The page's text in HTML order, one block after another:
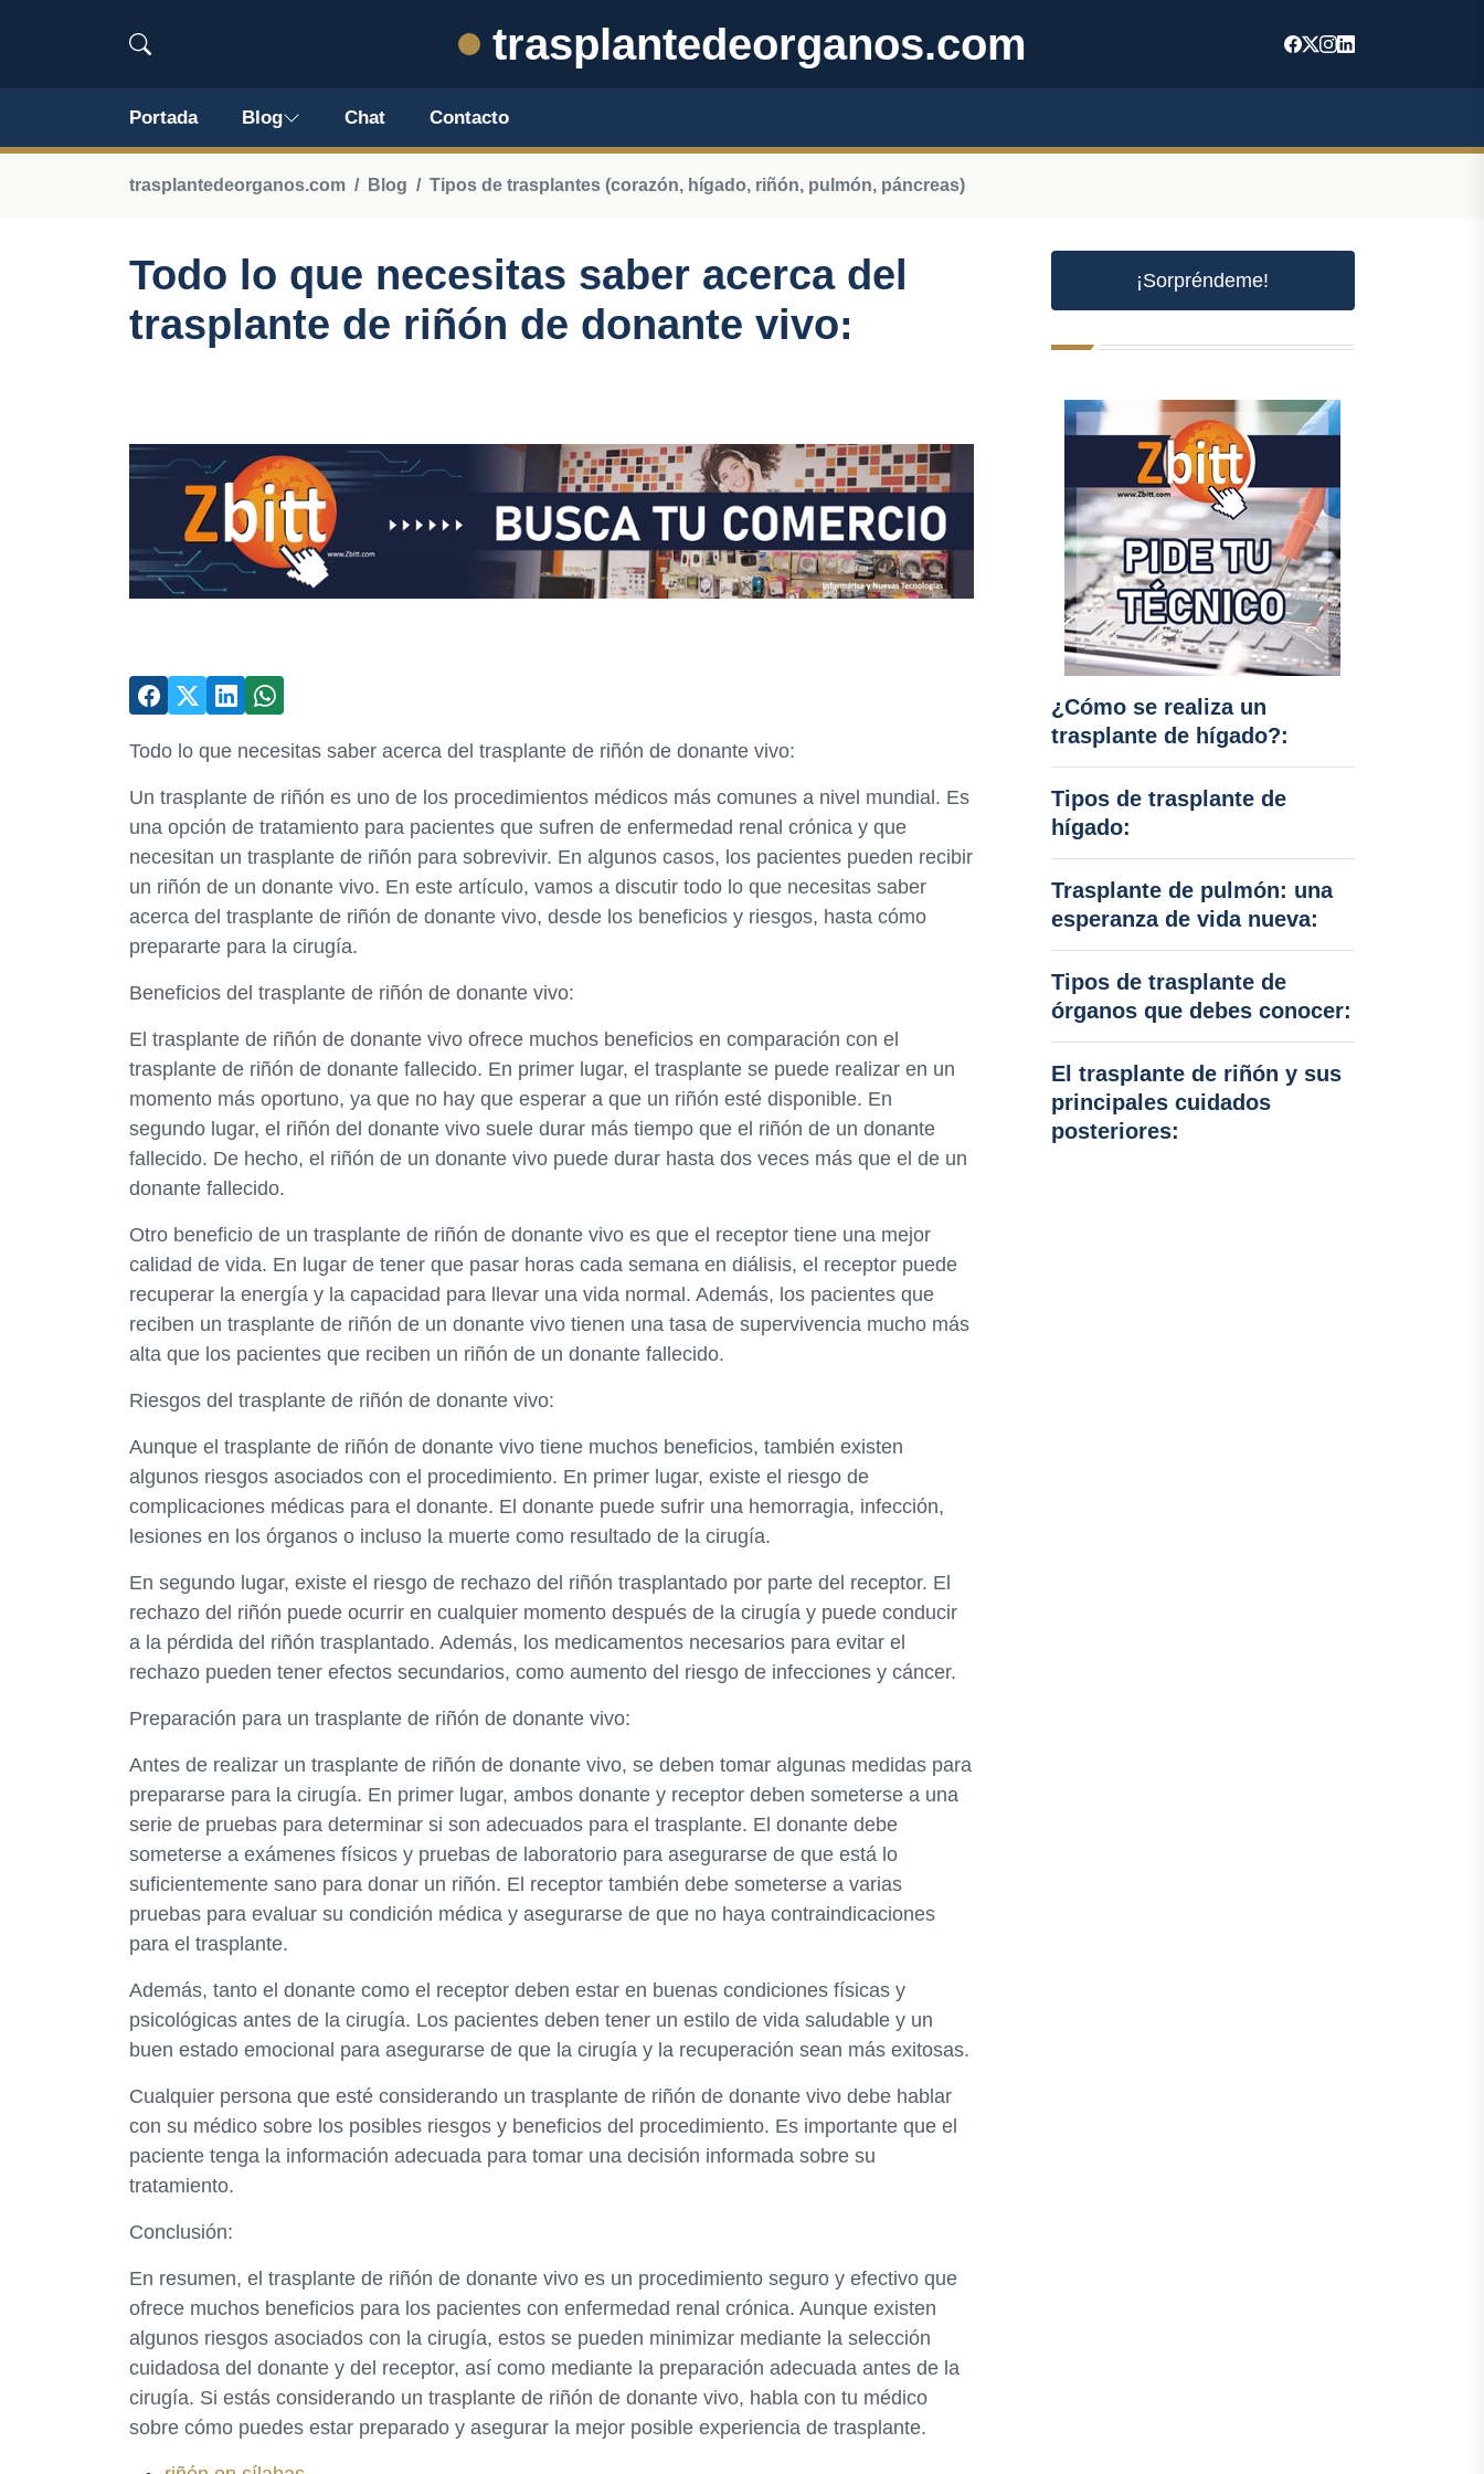
trasplantedeorganos.com
Portada Blog Chat Contacto
trasplantedeorganos.com Blog Tipos de trasplantes (corazón, hígado, riñón, pulmón, páncreas)
Todo lo que necesitas saber acerca del
trasplante de riñón de donante vivo:
Todo lo que necesitas saber acerca del trasplante de riñón de donante vivo:
Un trasplante de riñón es uno de los procedimientos médicos más comunes a nivel mundial. Es
una opción de tratamiento para pacientes que sufren de enfermedad renal crónica y que
necesitan un trasplante de riñón para sobrevivir. En algunos casos, los pacientes pueden recibir
un riñón de un donante vivo. En este artículo, vamos a discutir todo lo que necesitas saber
acerca del trasplante de riñón de donante vivo, desde los beneficios y riesgos, hasta cómo
prepararte para la cirugía.
Beneficios del trasplante de riñón de donante vivo:
El trasplante de riñón de donante vivo ofrece muchos beneficios en comparación con el
trasplante de riñón de donante fallecido. En primer lugar, el trasplante se puede realizar en un
momento más oportuno, ya que no hay que esperar a que un riñón esté disponible. En
segundo lugar, el riñón del donante vivo suele durar más tiempo que el riñón de un donante
fallecido. De hecho, el riñón de un donante vivo puede durar hasta dos veces más que el de un
donante fallecido.
Otro beneficio de un trasplante de riñón de donante vivo es que el receptor tiene una mejor
calidad de vida. En lugar de tener que pasar horas cada semana en diálisis, el receptor puede
recuperar la energía y la capacidad para llevar una vida normal. Además, los pacientes que
reciben un trasplante de riñón de un donante vivo tienen una tasa de supervivencia mucho más
alta que los pacientes que reciben un riñón de un donante fallecido.
Riesgos del trasplante de riñón de donante vivo:
Aunque el trasplante de riñón de donante vivo tiene muchos beneficios, también existen
algunos riesgos asociados con el procedimiento. En primer lugar, existe el riesgo de
complicaciones médicas para el donante. El donante puede sufrir una hemorragia, infección,
lesiones en los órganos o incluso la muerte como resultado de la cirugía.
En segundo lugar, existe el riesgo de rechazo del riñón trasplantado por parte del receptor. El
rechazo del riñón puede ocurrir en cualquier momento después de la cirugía y puede conducir
a la pérdida del riñón trasplantado. Además, los medicamentos necesarios para evitar el
rechazo pueden tener efectos secundarios, como aumento del riesgo de infecciones y cáncer.
Preparación para un trasplante de riñón de donante vivo:
Antes de realizar un trasplante de riñón de donante vivo, se deben tomar algunas medidas para
prepararse para la cirugía. En primer lugar, ambos donante y receptor deben someterse a una
serie de pruebas para determinar si son adecuados para el trasplante. El donante debe
someterse a exámenes físicos y pruebas de laboratorio para asegurarse de que está lo
suficientemente sano para donar un riñón. El receptor también debe someterse a varias
pruebas para evaluar su condición médica y asegurarse de que no haya contraindicaciones
para el trasplante.
Además, tanto el donante como el receptor deben estar en buenas condiciones físicas y
psicológicas antes de la cirugía. Los pacientes deben tener un estilo de vida saludable y un
buen estado emocional para asegurarse de que la cirugía y la recuperación sean más exitosas.
Cualquier persona que esté considerando un trasplante de riñón de donante vivo debe hablar
con su médico sobre los posibles riesgos y beneficios del procedimiento. Es importante que el
paciente tenga la información adecuada para tomar una decisión informada sobre su
tratamiento.
Conclusión:
En resumen, el trasplante de riñón de donante vivo es un procedimiento seguro y efectivo que
ofrece muchos beneficios para los pacientes con enfermedad renal crónica. Aunque existen
algunos riesgos asociados con la cirugía, estos se pueden minimizar mediante la selección
cuidadosa del donante y del receptor, así como mediante la preparación adecuada antes de la
cirugía. Si estás considerando un trasplante de riñón de donante vivo, habla con tu médico
sobre cómo puedes estar preparado y asegurar la mejor posible experiencia de trasplante.
¡Sorpréndeme!
¿Cómo se realiza un
trasplante de hígado?:
Tipos de trasplante de
hígado:
Trasplante de pulmón: una
esperanza de vida nueva:
Tipos de trasplante de
órganos que debes conocer:
El trasplante de riñón y sus
principales cuidados
posteriores: